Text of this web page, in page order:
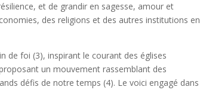
et de grandir en sagesse, amour et
des religions et des autres institutions en
de foi (3), inspirant le courant des églises
un mouvement rassemblant des
défis de notre temps (4). Le voici engagé dans